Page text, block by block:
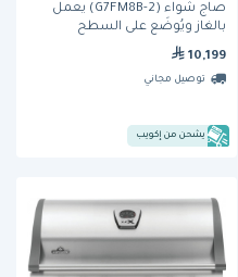
صاج شواء (G7FM8B-2) يعمل
بالغاز ويُوضَع على السطح
وبسطح نصفه مستوي ونصفه
مضلع مقاس 31 بوصة من بيرتوز
10,199
توصيل مجاني
يشحن من إكويب